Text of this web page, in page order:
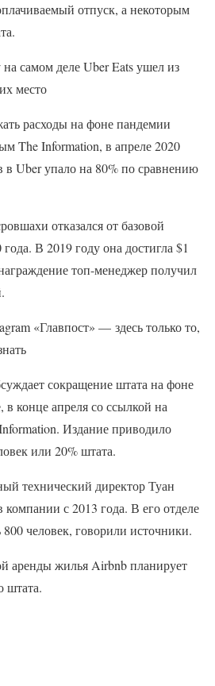
отпуск, а некоторым
самом деле Uber Eats ушел из
место
расходы на фоне пандемии
The Information, в апреле 2020
в Uber упало на 80% по сравнению
отказался от базовой
В 2019 году она достигла $1
топ-менеджер получил
«Главпост» — здесь только то,
сокращение штата на фоне
в конце апреля со ссылкой на
Издание приводило
или 20% штата.
технический директор Туан
с 2013 года. В его отделе
человек, говорили источники.
аренды жилья Airbnb планирует
штата.